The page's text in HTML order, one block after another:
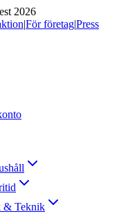
2026
|För företag|Press
& Teknik